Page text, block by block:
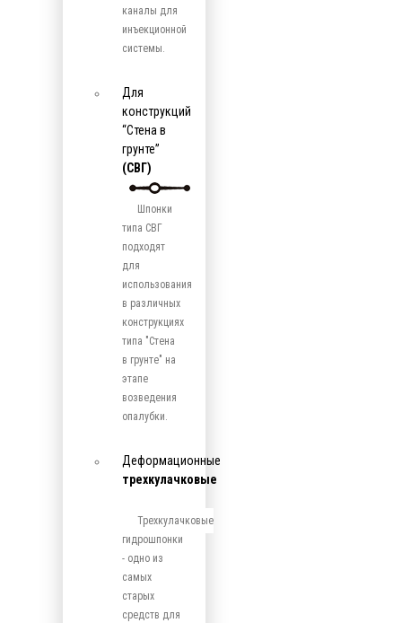
каналы для
инъекционной
системы.
Для
конструкций
“Стена в
грунте”
(СВГ)
Шпонки
типа СВГ
подходят
для
использования
в различных
конструкциях
типа "Стена
в грунте" на
этапе
возведения
опалубки.
Деформационные
трехкулачковые
Трехкулачковые
гидрошпонки
- одно из
самых
старых
средств для